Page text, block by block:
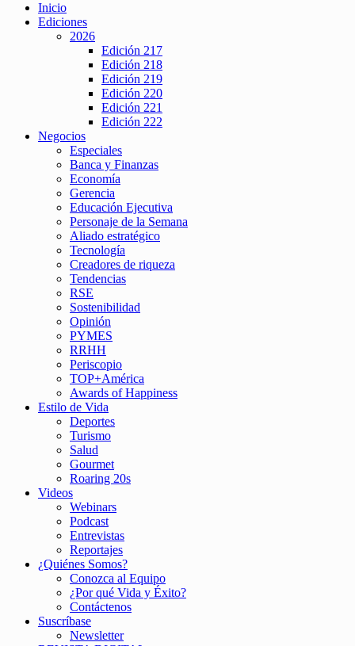
Inicio
Ediciones
2026
Edición 217
Edición 218
Edición 219
Edición 220
Edición 221
Edición 222
Negocios
Especiales
Banca y Finanzas
Economía
Gerencia
Educación Ejecutiva
Personaje de la Semana
Aliado estratégico
Tecnología
Creadores de riqueza
Tendencias
RSE
Sostenibilidad
Opinión
PYMES
RRHH
Periscopio
TOP+América
Awards of Happiness
Estilo de Vida
Deportes
Turismo
Salud
Gourmet
Roaring 20s
Videos
Webinars
Podcast
Entrevistas
Reportajes
¿Quiénes Somos?
Conozca al Equipo
¿Por qué Vida y Éxito?
Contáctenos
Suscríbase
Newsletter